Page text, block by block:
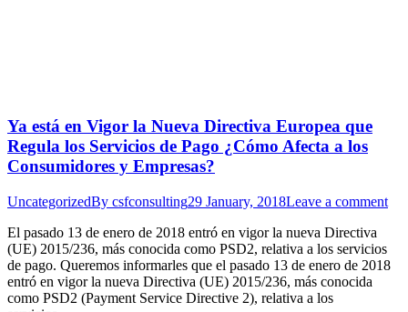
Ya está en Vigor la Nueva Directiva Europea que
Regula los Servicios de Pago ¿Cómo Afecta a los
Consumidores y Empresas?
UncategorizedBy csfconsulting29 January, 2018Leave a comment
El pasado 13 de enero de 2018 entró en vigor la nueva Directiva
(UE) 2015/236, más conocida como PSD2, relativa a los servicios
de pago. Queremos informarles que el pasado 13 de enero de 2018
entró en vigor la nueva Directiva (UE) 2015/236, más conocida
como PSD2 (Payment Service Directive 2), relativa a los